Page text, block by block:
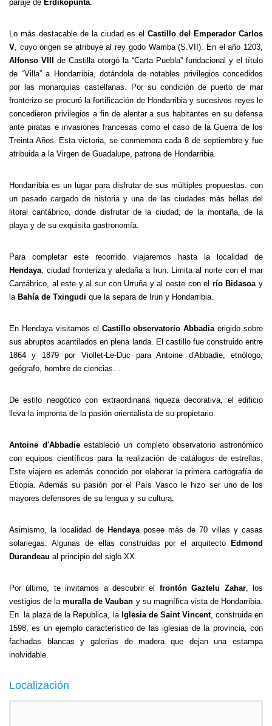
paraje de Erdikopunta.
Lo más destacable de la ciudad es el Castillo del Emperador Carlos
V, cuyo origen se atribuye al rey godo Wamba (S.VII). En el año 1203,
Alfonso VIII
de Castilla otorgó la “Carta Puebla” fundacional y el título
de “Villa” a Hondarribia, dotándola de notables privilegios concedidos
por las monarquías castellanas. Por su condición de puerto de mar
fronterizo se procuró la fortificación de Hondarribia y sucesivos reyes le
concedieron privilegios a fin de alentar a sus habitantes en su defensa
ante piratas e invasiones francesas como el caso de la Guerra de los
Treinta Años. Esta victoria, se conmemora cada 8 de septiembre y fue
atribuida a la Virgen de Guadalupe, patrona de Hondarribia.
Hondarribia es un lugar para disfrutar de sus múltiples propuestas. con
un pasado cargado de historia y una de las ciudades más bellas del
litoral cantábrico, donde disfrutar de la ciudad, de la montaña, de la
playa y de su exquisita gastronomía.
Para completar este recorrido viajaremos hasta la localidad de
Hendaya, ciudad fronteriza y aledaña a Irun. Limita al norte con el mar
Cantábrico, al este y al sur con Urruña y al oeste con el río Bidasoay
la Bahía de Txingudi que la separa de Irun y Hondarribia.
En Hendaya visitamos el Castillo observatorio Abbadiaerigido sobre
sus abruptos acantilados en plena landa. El castillo fue construido entre
1864 y 1879 por Viollet-Le-Duc para Antoine d'Abbadie, etnólogo,
geógrafo, hombre de ciencias…
De estilo neogótico con extraordinaria riqueza decorativa, el edificio
lleva la impronta de la pasión orientalista de su propietario.
Antoine d'Abbadieestableció un completo observatorio astronómico
con equipos científicos para la realización de catálogos de estrellas.
Este viajero es además conocido por elaborar la primera cartografía de
Etiopia. Además su pasión por el País Vasco le hizo ser uno de los
mayores defensores de su lengua y su cultura.
Asimismo, la localidad de Hendayaposee más de 70 villas y casas
solariegas. Algunas de ellas construidas por el arquitecto
Edmond
Durandeau al principio del siglo XX.
Por último, te invitamos a descubrir el frontón Gaztelu Zahar, los
vestigios de lamuralla de Vauban y su magnífica vista de Hondarribia.
En la plaza de la Republica, la Iglesia de Saint Vincent, construida en
1598, es un ejemplo característico de las iglesias de la provincia, con
fachadas blancas y galerías de madera que dejan una estampa
inolvidable.
Localización